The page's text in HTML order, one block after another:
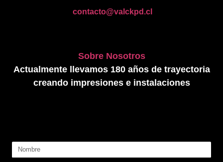
contacto@valckpd.cl
Sobre Nosotros
Actualmente llevamos 180 años de trayectoria
creando impresiones e instalaciones